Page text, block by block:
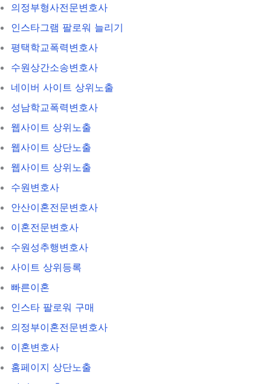
의정부형사전문변호사
인스타그램 팔로워 늘리기
평택학교폭력변호사
수원상간소송변호사
네이버 사이트 상위노출
성남학교폭력변호사
웹사이트 상위노출
웹사이트 상단노출
웹사이트 상위노출
수원변호사
안산이혼전문변호사
이혼전문변호사
수원성추행변호사
사이트 상위등록
빠른이혼
인스타 팔로워 구매
의정부이혼전문변호사
이혼변호사
홈페이지 상단노출